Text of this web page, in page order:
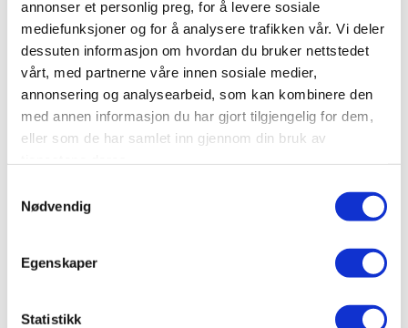
annonser et personlig preg, for å levere sosiale
mediefunksjoner og for å analysere trafikken vår. Vi deler
dessuten informasjon om hvordan du bruker nettstedet
vårt, med partnerne våre innen sosiale medier,
annonsering og analysearbeid, som kan kombinere den
med annen informasjon du har gjort tilgjengelig for dem,
eller som de har samlet inn gjennom din bruk av
Nødvendig
Egenskaper
Statistikk
SEND